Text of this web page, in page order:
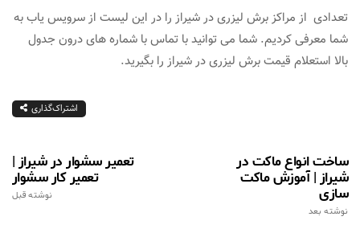
تعدادی از مراکز برش لیزری در شیراز را در این لیست از سرویس یاب به
شما معرفی کردیم. شما می توانید با تماس با شماره های درون جدول
بالا استعلام قیمت برش لیزری در شیراز را بگیرید.
اشتراک‌گذاری
تعمیر سشوار در شیراز |
تعمیر کار سشوار
نوشته قبل
ساخت انواع ماکت در
شیراز | آموزش ماکت
سازی
نوشته بعد